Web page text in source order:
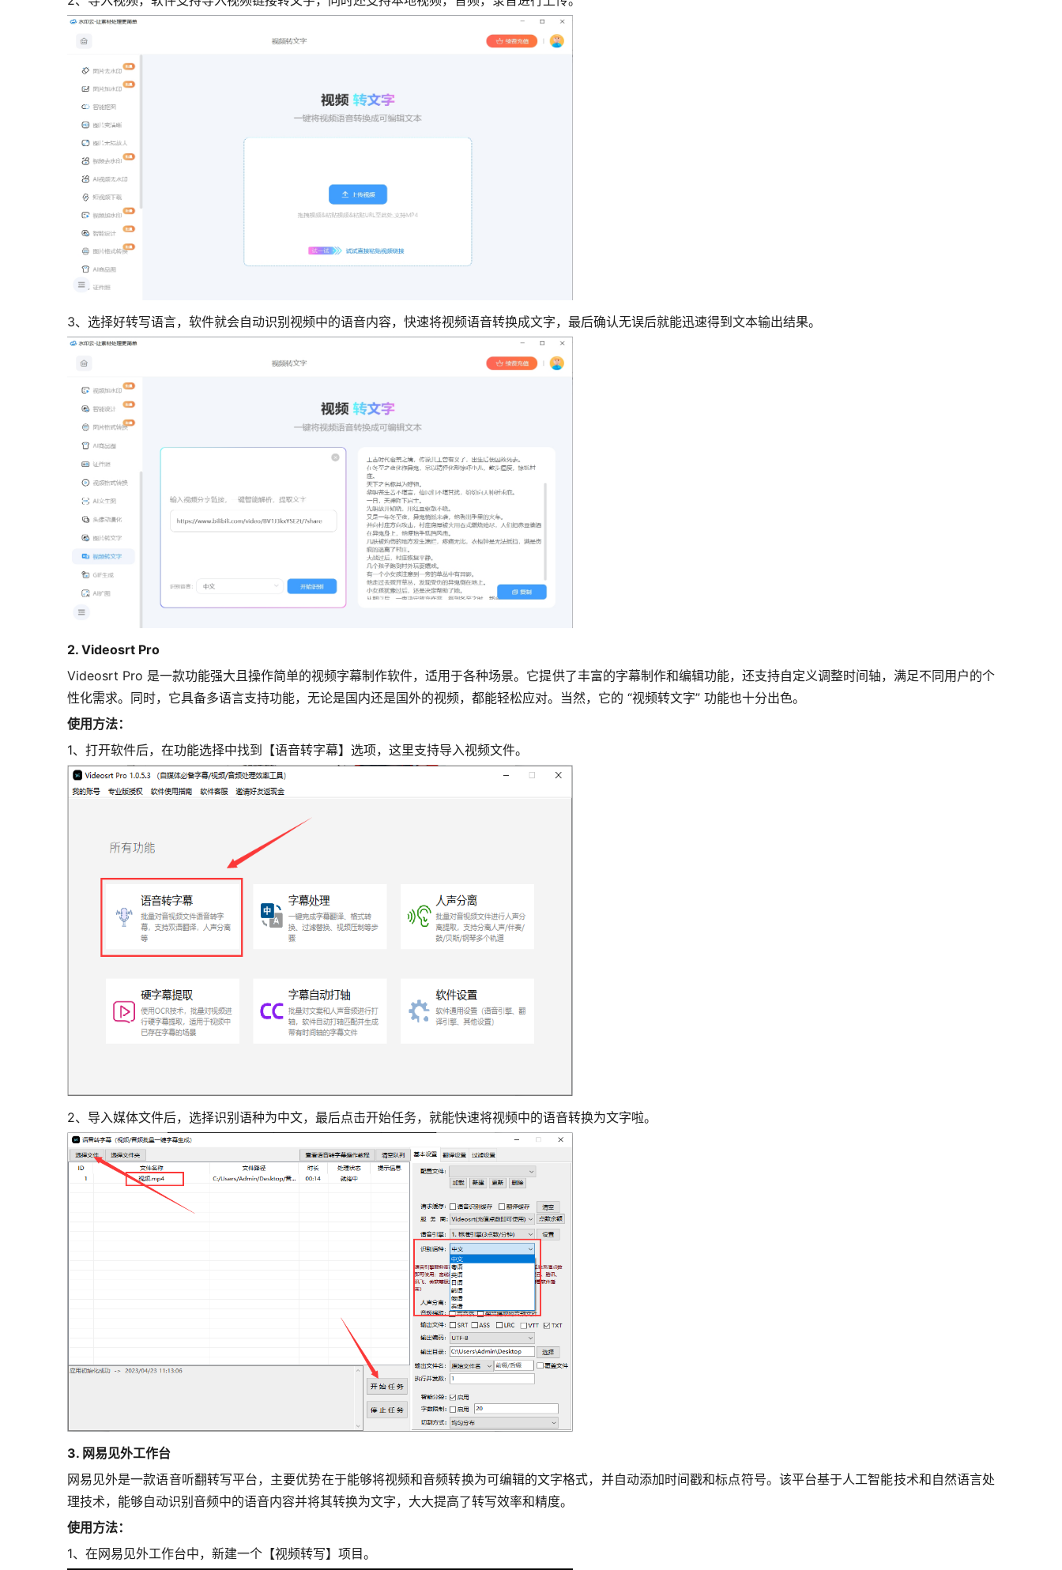
3、选择好转写语言，软件就会自动识别视频中的语音内容，快速将视频语音转换成文字，最后确认无误后就能迅速得到文本输出结果。
2. Videosrt Pro
Videosrt Pro 是一款功能强大且操作简单的视频字幕制作软件，适用于各种场景。它提供了丰富的字幕制作和编辑功能，还支持自定义调整时间轴，满足不同用户的个
性化需求。同时，它具备多语言支持功能，无论是国内还是国外的视频，都能轻松应对。当然，它的 “视频转文字” 功能也十分出色。
使用方法：
1、打开软件后，在功能选择中找到【语音转字幕】选项，这里支持导入视频文件。
2、导入媒体文件后，选择识别语种为中文，最后点击开始任务，就能快速将视频中的语音转换为文字啦。
3. 网易见外工作台
网易见外是一款语音听翻转写平台，主要优势在于能够将视频和音频转换为可编辑的文字格式，并自动添加时间戳和标点符号。该平台基于人工智能技术和自然语言处
理技术，能够自动识别音频中的语音内容并将其转换为文字，大大提高了转写效率和精度。
使用方法：
1、在网易见外工作台中，新建一个【视频转写】项目。